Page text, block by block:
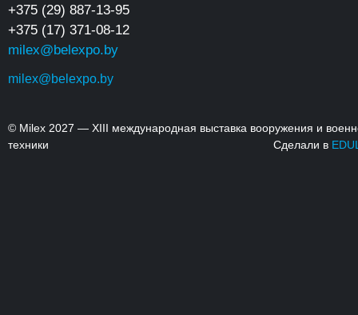
+375 (29) 887-13-95
+375 (17) 371-08-12
milex@belexpo.by
milex@belexpo.by
© Milex 2027 — XIII международная выставка вооружения и
техники
Сделали в